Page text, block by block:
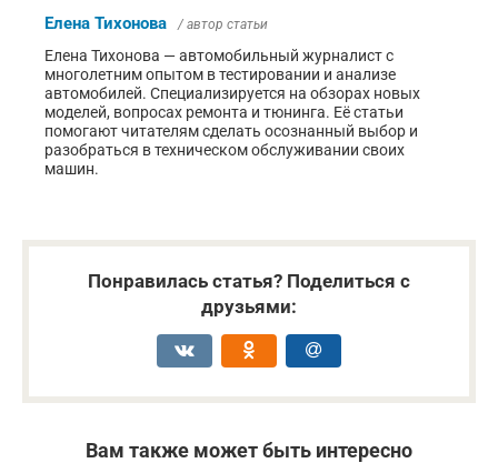
Елена Тихонова / автор статьи
Елена Тихонова — автомобильный журналист с
многолетним опытом в тестировании и анализе
автомобилей. Специализируется на обзорах новых
моделей, вопросах ремонта и тюнинга. Её статьи
помогают читателям сделать осознанный выбор и
разобраться в техническом обслуживании своих
машин.
Понравилась статья? Поделиться с
друзьями:
Вам также может быть интересно